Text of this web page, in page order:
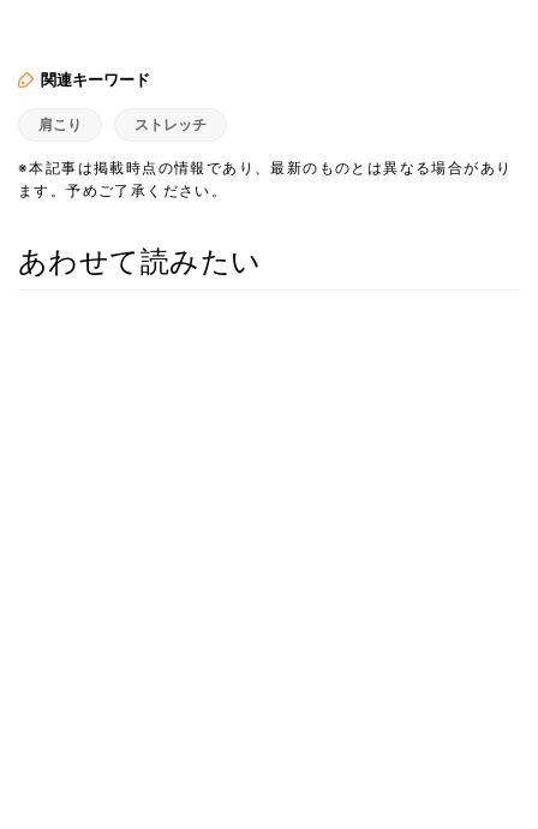
関連キーワード
肩こり ストレッチ
※本記事は掲載時点の情報であり、最新のものとは異なる場合があり
ます。予めご了承ください。
あわせて読みたい